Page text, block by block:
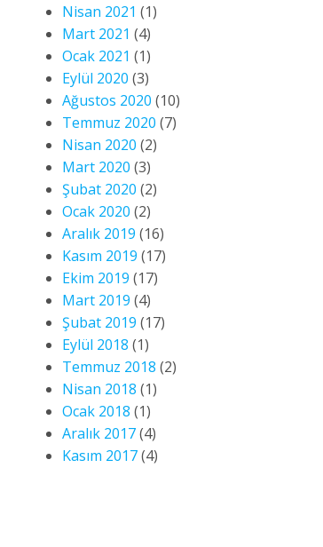
Nisan 2021 (1)
Mart 2021 (4)
Ocak 2021 (1)
Eylül 2020 (3)
Ağustos 2020 (10)
Temmuz 2020 (7)
Nisan 2020 (2)
Mart 2020 (3)
Şubat 2020 (2)
Ocak 2020 (2)
Aralık 2019 (16)
Kasım 2019 (17)
Ekim 2019 (17)
Mart 2019 (4)
Şubat 2019 (17)
Eylül 2018 (1)
Temmuz 2018 (2)
Nisan 2018 (1)
Ocak 2018 (1)
Aralık 2017(4)
Kasım 2017(4)